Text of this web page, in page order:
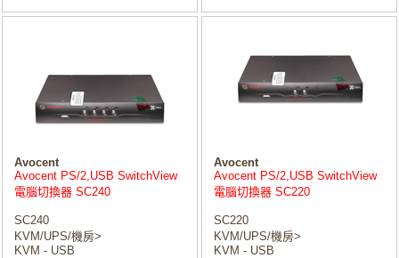
Avocent
Avocent PS/2,USB SwitchView
電腦切換器 SC240
SC240
KVM/UPS/機房>
KVM - USB
Avocent
Avocent PS/2,USB SwitchView
電腦切換器 SC220
SC220
KVM/UPS/機房>
KVM - USB